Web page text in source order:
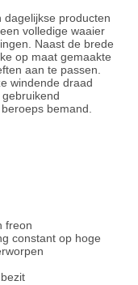
producten
volledige waaier
Naast de brede
op maat gemaakte
aan te passen.
windende draad
bemand.
freon
constant op hoge